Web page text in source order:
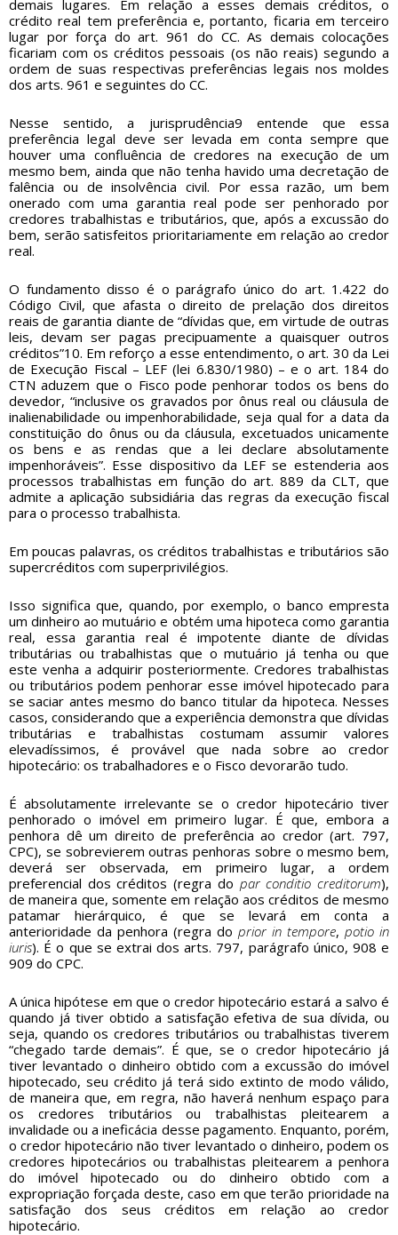
demais lugares. Em relação a esses demais créditos, o
crédito real tem preferência e, portanto, ficaria em terceiro
lugar por força do art. 961 do CC. As demais colocações
ficariam com os créditos pessoais (os não reais) segundo a
ordem de suas respectivas preferências legais nos moldes
dos arts. 961 e seguintes do CC.
Nesse sentido, a jurisprudência9 entende que essa
preferência legal deve ser levada em conta sempre que
houver uma confluência de credores na execução de um
mesmo bem, ainda que não tenha havido uma decretação de
falência ou de insolvência civil. Por essa razão, um bem
onerado com uma garantia real pode ser penhorado por
credores trabalhistas e tributários, que, após a excussão do
bem, serão satisfeitos prioritariamente em relação ao credor
real.
O fundamento disso é o parágrafo único do art. 1.422 do
Código Civil, que afasta o direito de prelação dos direitos
reais de garantia diante de “dívidas que, em virtude de outras
leis, devam ser pagas precipuamente a quaisquer outros
créditos”10. Em reforço a esse entendimento, o art. 30 da Lei
de Execução Fiscal – LEF (lei 6.830/1980) – e o art. 184 do
CTN aduzem que o Fisco pode penhorar todos os bens do
devedor, “inclusive os gravados por ônus real ou cláusula de
inalienabilidade ou impenhorabilidade, seja qual for a data da
constituição do ônus ou da cláusula, excetuados unicamente
os bens e as rendas que a lei declare absolutamente
impenhoráveis”. Esse dispositivo da LEF se estenderia aos
processos trabalhistas em função do art. 889 da CLT, que
admite a aplicação subsidiária das regras da execução fiscal
para o processo trabalhista.
Em poucas palavras, os créditos trabalhistas e tributários são
supercréditos com superprivilégios.
Isso significa que, quando, por exemplo, o banco empresta
um dinheiro ao mutuário e obtém uma hipoteca como garantia
real, essa garantia real é impotente diante de dívidas
tributárias ou trabalhistas que o mutuário já tenha ou que
este venha a adquirir posteriormente. Credores trabalhistas
ou tributários podem penhorar esse imóvel hipotecado para
se saciar antes mesmo do banco titular da hipoteca. Nesses
casos, considerando que a experiência demonstra que dívidas
tributárias e trabalhistas costumam assumir valores
elevadíssimos, é provável que nada sobre ao credor
hipotecário: os trabalhadores e o Fisco devorarão tudo.
É absolutamente irrelevante se o credor hipotecário tiver
penhorado o imóvel em primeiro lugar. É que, embora a
penhora dê um direito de preferência ao credor (art. 797,
CPC), se sobrevierem outras penhoras sobre o mesmo bem,
deverá ser observada, em primeiro lugar, a ordem
preferencial dos créditos (regra do par conditio creditorum),
de maneira que, somente em relação aos créditos de mesmo
patamar hierárquico, é que se levará em conta a
anterioridade da penhora (regra do prior in tempore, potio in
iuris). É o que se extrai dos arts. 797, parágrafo único, 908 e
909 do CPC.
A única hipótese em que o credor hipotecário estará a salvo é
quando já tiver obtido a satisfação efetiva de sua dívida, ou
seja, quando os credores tributários ou trabalhistas tiverem
“chegado tarde demais”. É que, se o credor hipotecário já
tiver levantado o dinheiro obtido com a excussão do imóvel
hipotecado, seu crédito já terá sido extinto de modo válido,
de maneira que, em regra, não haverá nenhum espaço para
os credores tributários ou trabalhistas pleitearem a
invalidade ou a ineficácia desse pagamento. Enquanto, porém,
o credor hipotecário não tiver levantado o dinheiro, podem os
credores hipotecários ou trabalhistas pleitearem a penhora
do imóvel hipotecado ou do dinheiro obtido com a
expropriação forçada deste, caso em que terão prioridade na
satisfação dos seus créditos em relação ao credor
hipotecário.